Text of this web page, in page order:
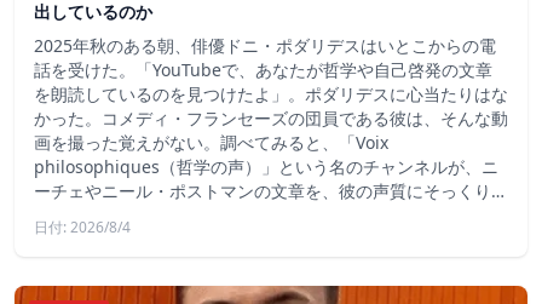
出しているのか
2025年秋のある朝、俳優ドニ・ポダリデスはいとこからの電
話を受けた。「YouTubeで、あなたが哲学や自己啓発の文章
を朗読しているのを見つけたよ」。ポダリデスに心当たりはな
かった。コメディ・フランセーズの団員である彼は、そんな動
画を撮った覚えがない。調べてみると、「Voix
philosophiques（哲学の声）」という名のチャンネルが、ニ
ーチェやニール・ポストマンの文章を、彼の声質にそっくり…
日付: 2026/8/4